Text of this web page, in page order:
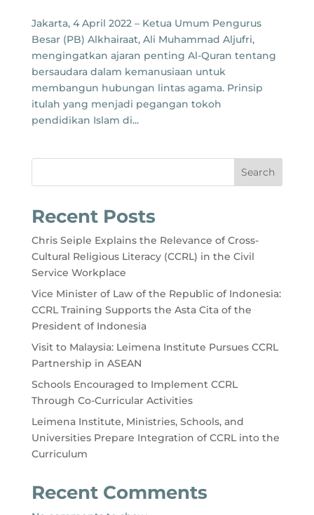
Jakarta, 4 April 2022 – Ketua Umum Pengurus
Besar (PB) Alkhairaat, Ali Muhammad Aljufri,
mengingatkan ajaran penting Al-Quran tentang
bersaudara dalam kemanusiaan untuk
membangun hubungan lintas agama. Prinsip
itulah yang menjadi pegangan tokoh
pendidikan Islam di...
Search
Recent Posts
Chris Seiple Explains the Relevance of Cross-
Cultural Religious Literacy (CCRL) in the Civil
Service Workplace
Vice Minister of Law of the Republic of Indonesia:
CCRL Training Supports the Asta Cita of the
President of Indonesia
Visit to Malaysia: Leimena Institute Pursues CCRL
Partnership in ASEAN
Schools Encouraged to Implement CCRL
Through Co-Curricular Activities
Leimena Institute, Ministries, Schools, and
Universities Prepare Integration of CCRL into the
Curriculum
Recent Comments